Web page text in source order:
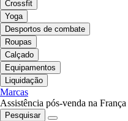
Crossfit
Yoga
Desportos de combate
Roupas
Calçado
Equipamentos
Liquidação
Marcas
Assistência pós-venda na França
Pesquisar